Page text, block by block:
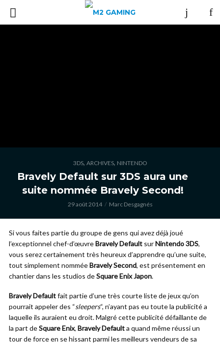
3DS, ARCHIVES, NINTENDO
Bravely Default sur 3DS aura une
suite nommée Bravely Second!
29 août 2014 Marc Desgagnés
Si vous faites partie du groupe de gens qui avez déjà joué
l’exceptionnel chef-d’œuvreBravely Default surNintendo 3DS,
vous serez certainement très heureux d’apprendre qu’une suite,
tout simplement nomméeBravely Second, est présentement en
chantier dans les studios deSquare Enix Japon.
Bravely Defaultfait partie d’une très courte liste de jeux qu’on
pourrait appeler des “sleepers“, n’ayant pas eu toute la publicité a
laquelle ils auraient eu droit. Malgré cette publicité défaillante de
la part deSquare Enix, Bravely Defaulta quand même réussi un
tour de force en se hissant parmi les meilleurs vendeurs de sa